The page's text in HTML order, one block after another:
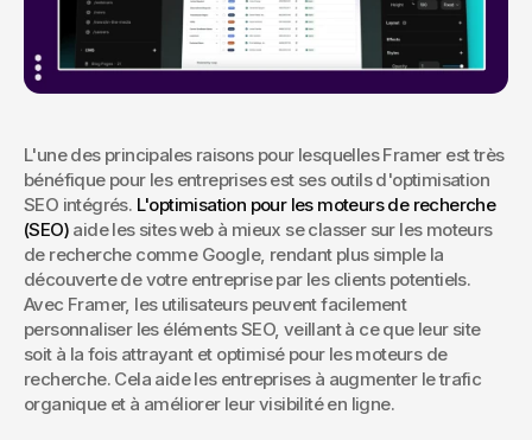
L'une des principales raisons pour lesquelles Framer est très
bénéfique pour les entreprises est ses outils d'optimisation
SEO intégrés. L'optimisation pour les moteurs de recherche
(SEO) aide les sites web à mieux se classer sur les moteurs
de recherche comme Google, rendant plus simple la
découverte de votre entreprise par les clients potentiels.
Avec Framer, les utilisateurs peuvent facilement
personnaliser les éléments SEO, veillant à ce que leur site
soit à la fois attrayant et optimisé pour les moteurs de
recherche. Cela aide les entreprises à augmenter le trafic
organique et à améliorer leur visibilité en ligne.